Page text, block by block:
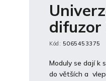
difuzor
Kód: 5065453375
Moduly se dají k
do větších a